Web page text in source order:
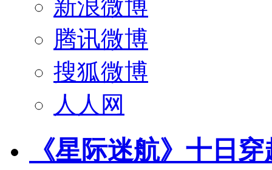
新浪微博
腾讯微博
搜狐微博
人人网
《星际迷航》十日